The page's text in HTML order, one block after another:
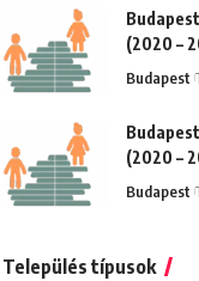
(2020 –
Budapest
(2020 –
Budapest
Település típusok